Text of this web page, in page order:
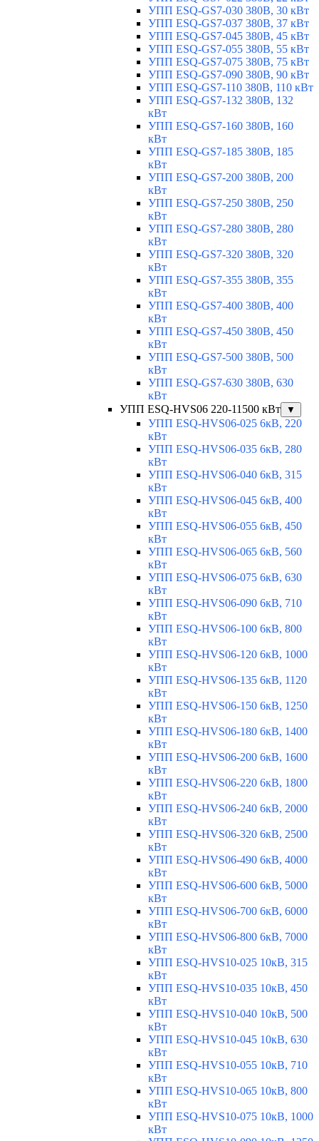
УПП ESQ-GS7-030 380В, 30 кВт
УПП ESQ-GS7-037 380В, 37 кВт
УПП ESQ-GS7-045 380В, 45 кВт
УПП ESQ-GS7-055 380В, 55 кВт
УПП ESQ-GS7-075 380В, 75 кВт
УПП ESQ-GS7-090 380В, 90 кВт
УПП ESQ-GS7-110 380В, 110 кВт
УПП ESQ-GS7-132 380В, 132
кВт
УПП ESQ-GS7-160 380В, 160
кВт
УПП ESQ-GS7-185 380В, 185
кВт
УПП ESQ-GS7-200 380В, 200
кВт
УПП ESQ-GS7-250 380В, 250
кВт
УПП ESQ-GS7-280 380В, 280
кВт
УПП ESQ-GS7-320 380В, 320
кВт
УПП ESQ-GS7-355 380В, 355
кВт
УПП ESQ-GS7-400 380В, 400
кВт
УПП ESQ-GS7-450 380В, 450
кВт
УПП ESQ-GS7-500 380В, 500
кВт
УПП ESQ-GS7-630 380В, 630
кВт
УПП ESQ-HVS06 220-11500 кВт
▼
УПП ESQ-HVS06-025 6кВ, 220
кВт
УПП ESQ-HVS06-035 6кВ, 280
кВт
УПП ESQ-HVS06-040 6кВ, 315
кВт
УПП ESQ-HVS06-045 6кВ, 400
кВт
УПП ESQ-HVS06-055 6кВ, 450
кВт
УПП ESQ-HVS06-065 6кВ, 560
кВт
УПП ESQ-HVS06-075 6кВ, 630
кВт
УПП ESQ-HVS06-090 6кВ, 710
кВт
УПП ESQ-HVS06-100 6кВ, 800
кВт
УПП ESQ-HVS06-120 6кВ, 1000
кВт
УПП ESQ-HVS06-135 6кВ, 1120
кВт
УПП ESQ-HVS06-150 6кВ, 1250
кВт
УПП ESQ-HVS06-180 6кВ, 1400
кВт
УПП ESQ-HVS06-200 6кВ, 1600
кВт
УПП ESQ-HVS06-220 6кВ, 1800
кВт
УПП ESQ-HVS06-240 6кВ, 2000
кВт
УПП ESQ-HVS06-320 6кВ, 2500
кВт
УПП ESQ-HVS06-490 6кВ, 4000
кВт
УПП ESQ-HVS06-600 6кВ, 5000
кВт
УПП ESQ-HVS06-700 6кВ, 6000
кВт
УПП ESQ-HVS06-800 6кВ, 7000
кВт
УПП ESQ-HVS10-025 10кВ, 315
кВт
УПП ESQ-HVS10-035 10кВ, 450
кВт
УПП ESQ-HVS10-040 10кВ, 500
кВт
УПП ESQ-HVS10-045 10кВ, 630
кВт
УПП ESQ-HVS10-055 10кВ, 710
кВт
УПП ESQ-HVS10-065 10кВ, 800
кВт
УПП ESQ-HVS10-075 10кВ, 1000
кВт